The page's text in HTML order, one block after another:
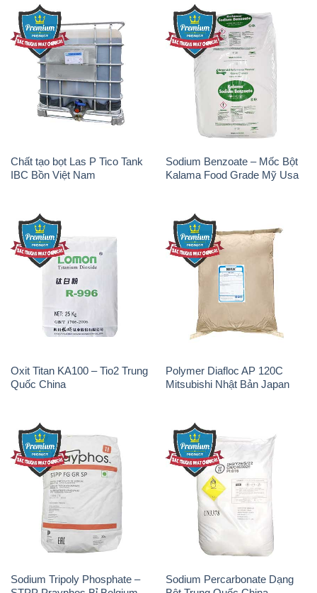
Chất tạo bọt Las P Tico Tank
IBC Bồn Việt Nam
Sodium Benzoate – Mốc Bột
Kalama Food Grade Mỹ Usa
Oxit Titan KA100 – Tio2 Trung
Quốc China
Polymer Diafloc AP 120C
Mitsubishi Nhật Bản Japan
Sodium Tripoly Phosphate –
Sodium Percarbonate Dạng